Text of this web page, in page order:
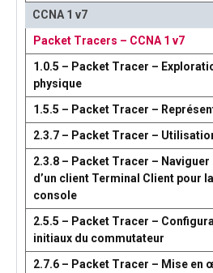
CCNA 1 v7
Packet Tracers – CCNA 1 v7
1.0.5 – Packet Tracer –
physique
1.5.5 – Packet Tracer –
2.3.7 – Packet Tracer –
2.3.8 – Packet Tracer – Naviguer
d’un client Terminal Client pour
console
2.5.5 – Packet Tracer –
initiaux du commutateur
2.7.6 – Packet Tracer – Mise en